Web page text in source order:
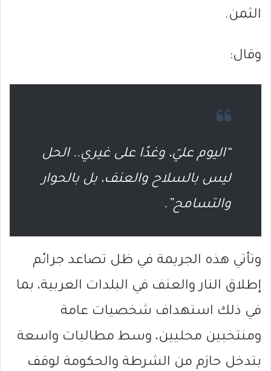
الثمن.
وقال:
“اليوم عليّ، وغدًا على غيري.. الحل
ليس بالسلاح والعنف، بل بالحوار
والتسامح”.
وتأتي هذه الجريمة في ظل تصاعد جرائم
إطلاق النار والعنف في البلدات العربية، بما
في ذلك استهداف شخصيات عامة
ومنتخبين محليين، وسط مطالبات واسعة
بتدخل حازم من الشرطة والحكومة لوقف